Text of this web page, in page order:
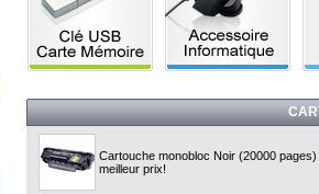
Cartouche monobloc Noir (20000
meilleur prix!